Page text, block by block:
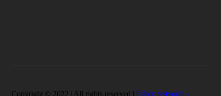
Copyright © 2022 | All rights reserved | Eshop vytvorili –